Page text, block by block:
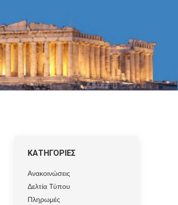
ΚΑΤΗΓΟΡΙΕΣ
Ανακοινώσεις
Δελτία Τύπου
Πληρωμές